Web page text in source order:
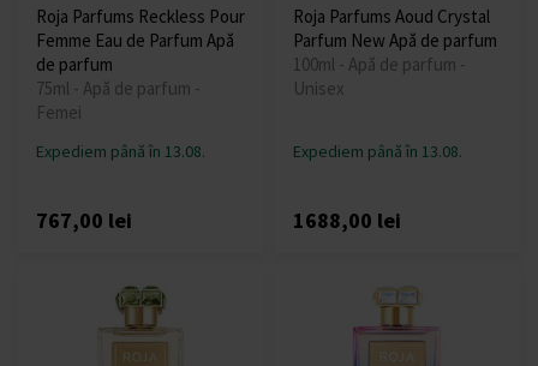
Roja Parfums Reckless Pour
Femme Eau de Parfum Apă
de parfum
75ml - Apă de parfum -
Femei
Expediem până în 13.08.
767,00 lei
Roja Parfums Aoud Crystal
Parfum New Apă de parfum
100ml - Apă de parfum -
Unisex
Expediem până în 13.08.
1688,00 lei